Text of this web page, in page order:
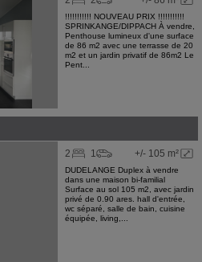
!!!!!!!!!!! NOUVEAU PRIX !!!!!!!!!!!
SPRINKANGE/DIPPACH À vendre,
Penthouse lumineux d'une surface
de 86 m2 avec une terrasse de 20
m2 et un jardin privatif de 86m2 Le
Pent...
+/- 105 m²
2 1
DUDELANGE Duplex à vendre
dans une maison bi-familial
Surface au sol 105 m2, avec jardin
privé de 0.90 ares. hall d'entrée,
wc séparé, salle de bain, cuisine
équipée, living,...